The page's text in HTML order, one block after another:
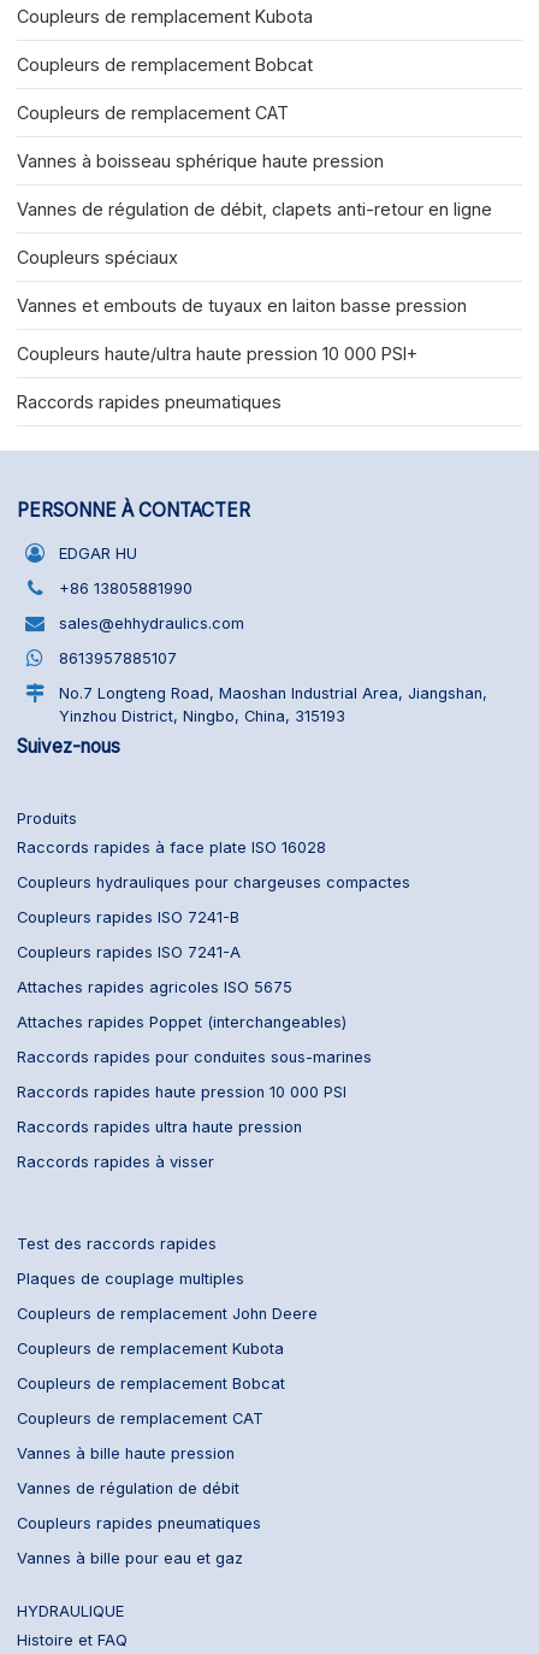
Coupleurs de remplacement Kubota
Coupleurs de remplacement Bobcat
Coupleurs de remplacement CAT
Vannes à boisseau sphérique haute pression
Vannes de régulation de débit, clapets anti-retour en ligne
Coupleurs spéciaux
Vannes et embouts de tuyaux en laiton basse pression
Coupleurs haute/ultra haute pression 10 000 PSI+
Raccords rapides pneumatiques
PERSONNE À CONTACTER
EDGAR HU
+86 13805881990
sales@ehhydraulics.com
8613957885107
No.7 Longteng Road, Maoshan Industrial Area, Jiangshan,
Yinzhou District, Ningbo, China, 315193
Suivez-nous
Produits
Raccords rapides à face plate ISO 16028
Coupleurs hydrauliques pour chargeuses compactes
Coupleurs rapides ISO 7241-B
Coupleurs rapides ISO 7241-A
Attaches rapides agricoles ISO 5675
Attaches rapides Poppet (interchangeables)
Raccords rapides pour conduites sous-marines
Raccords rapides haute pression 10 000 PSI
Raccords rapides ultra haute pression
Raccords rapides à visser
Test des raccords rapides
Plaques de couplage multiples
Coupleurs de remplacement John Deere
Coupleurs de remplacement Kubota
Coupleurs de remplacement Bobcat
Coupleurs de remplacement CAT
Vannes à bille haute pression
Vannes de régulation de débit
Coupleurs rapides pneumatiques
Vannes à bille pour eau et gaz
HYDRAULIQUE
Histoire et FAQ